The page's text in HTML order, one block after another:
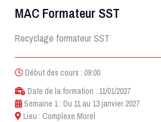
MAC Formateur SST
Recyclage formateur SST
Début des cours : 09:00
Date de la formation : 11/01/2027
Semaine 1 : Du 11 au 13 janvier 2027
Lieu : Complexe Morel